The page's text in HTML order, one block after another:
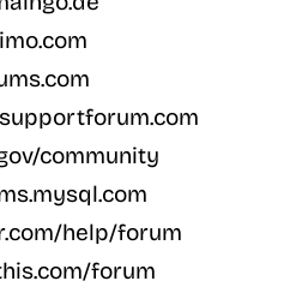
community
help/forum
forum